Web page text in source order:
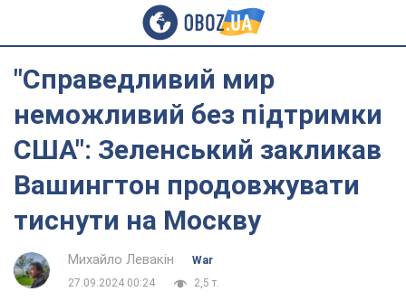
"Справедливий мир
неможливий без підтримки
США": Зеленський закликав
Вашингтон продовжувати
тиснути на Москву
Михайло Левакін
War
27.09.2024 00:24
2,5 т.